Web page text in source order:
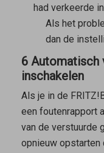
had verkeerde
Als het
dan de
6 Automatisch
inschakelen
Als je in de
een foutenrapport
van de verstuurde
opnieuw opstarten